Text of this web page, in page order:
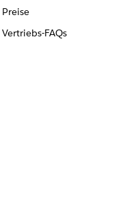
Preise
Vertriebs-FAQs